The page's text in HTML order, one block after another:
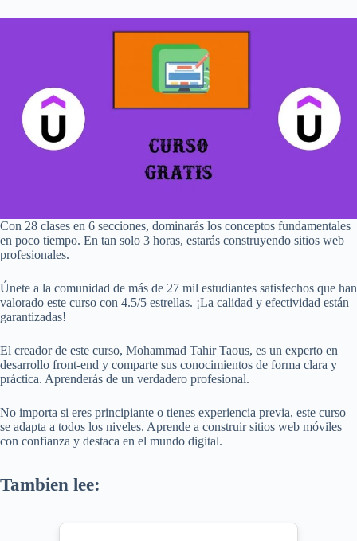
Con 28 clases en 6 secciones, dominarás los conceptos fundamentales
en poco tiempo. En tan solo 3 horas, estarás construyendo sitios web
profesionales.
Únete a la comunidad de más de 27 mil estudiantes satisfechos que han
valorado este curso con 4.5/5 estrellas. ¡La calidad y efectividad están
garantizadas!
El creador de este curso, Mohammad Tahir Taous, es un experto en
desarrollo front-end y comparte sus conocimientos de forma clara y
práctica. Aprenderás de un verdadero profesional.
No importa si eres principiante o tienes experiencia previa, este curso
se adapta a todos los niveles. Aprende a construir sitios web móviles
con confianza y destaca en el mundo digital.
Tambien lee: